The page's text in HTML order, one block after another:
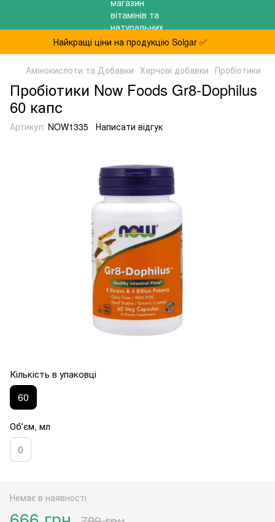
Найкращі ціни на продукцію Solgar ✅
Амінокислоти та Добавки Харчові добавки Пробіотики
Пробіотики Now Foods Gr8-Dophilus
60 капс
Артикул: NOW1335 Написати відгук
Кількість в упаковці
60
Обʼєм, мл
0
Немає в наявності